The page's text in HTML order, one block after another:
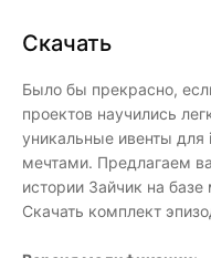
Скачать
Было бы прекрасно,
проектов научились
уникальные ивенты для
мечтами. Предлагаем
истории Зайчик на
Скачать комплект